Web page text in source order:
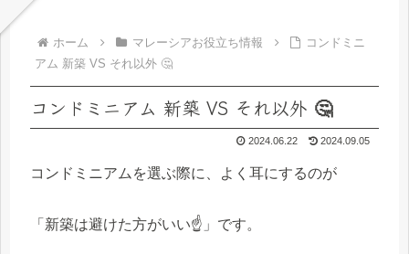
ホーム マレーシアお役立ち情報
コンドミニ
アム 新築 VS それ以外 🤔
コンドミニアム 新築 VS それ以外 🤔
2024.06.22 2024.09.05
コンドミニアムを選ぶ際に、よく耳にするのが
「新築は避けた方がいい☝」です。